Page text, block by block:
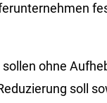
ohne
soll